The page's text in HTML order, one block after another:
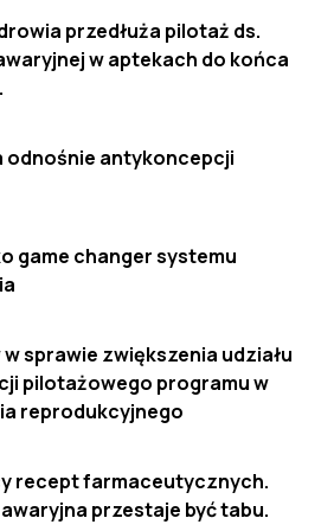
przedłuża pilotaż ds.
w aptekach do końca
odnośnie antykoncepcji
game changer systemu
sprawie zwiększenia udziału
pilotażowego programu w
reprodukcyjnego
recept farmaceutycznych.
przestaje być tabu.